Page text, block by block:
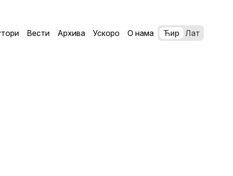
Вести Архива Ускоро О нама Ћир Лат